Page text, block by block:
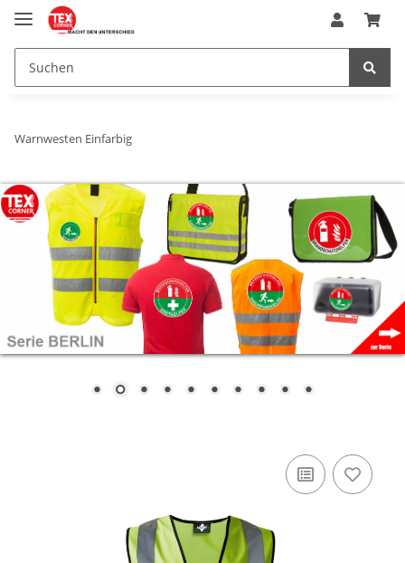
Warnwesten Einfarbig